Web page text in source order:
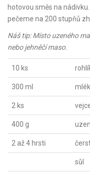
hotovou směs na
pečeme na 200 stupňů
Náš tip: Místo uzeného
nebo jehněčí maso.
10 ks
300 ml
2 ks
400 g
2 až 4 hrsti
sůl